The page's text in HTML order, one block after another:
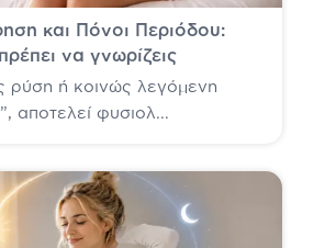
και Πόνοι Περιόδου:
να γνωρίζεις
ρύση ή κοινώς λεγόμενη
αποτελεί φυσιολ...